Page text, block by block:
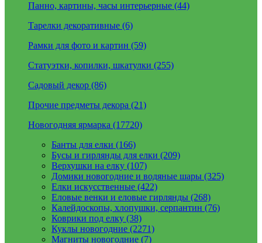
Панно, картины, часы интерьерные (44)
Тарелки декоративные (6)
Рамки для фото и картин (59)
Статуэтки, копилки, шкатулки (255)
Садовый декор (86)
Прочие предметы декора (21)
Новогодняя ярмарка (17720)
Банты для елки (166)
Бусы и гирлянды для елки (209)
Верхушки на елку (107)
Домики новогодние и водяные шары (325)
Елки искусственные (422)
Еловые венки и еловые гирлянды (268)
Калейдоскопы, хлопушки, серпантин (76)
Коврики под елку (38)
Куклы новогодние (2271)
Магниты новогодние (7)